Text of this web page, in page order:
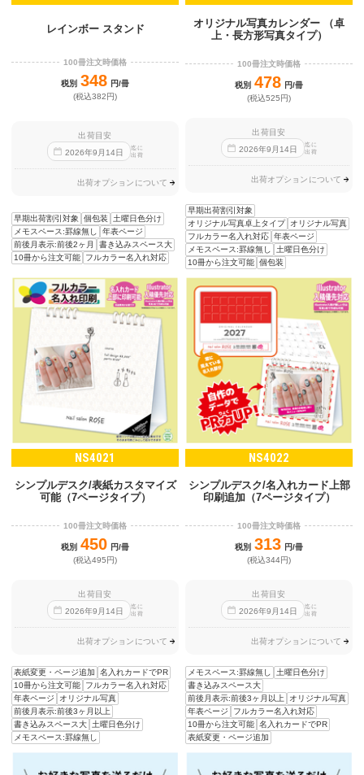
レインボー スタンド
100冊注文時価格
税別 348 円/冊
(税込382円)
出荷目安
2026年9 月 14日
迄に
出荷
出荷オプションについて
早期出荷割引対象 個包装
土曜日色分け
メモスペース:罫線無し
年表ページ
前後月表示:前後2ヶ月
書き込みスペース大
10冊から注文可能
フルカラー名入れ対応
オリジナル写真カレンダー （卓
上・長方形写真タイプ）
100冊注文時価格
税別 478 円/冊
(税込525円)
出荷目安
2026年9 月14日
迄に
出荷
出荷オプションについて
早期出荷割引対象
オリジナル写真卓上タイプ
オリジナル写真
フルカラー名入れ対応 年表ページ
メモスペース:罫線無し
土曜日色分け
10冊から注文可能 個包装
NS4021
シンプルデスク/表紙カスタマイズ
可能（7ページタイプ）
100冊注文時価格
税別 450 円/冊
(税込495円)
出荷目安
2026年9 月14日
迄に
出荷
出荷オプションについて
表紙変更・ページ追加
名入れカードでPR
10冊から注文可能
フルカラー名入れ対応
年表ページ
オリジナル写真
前後月表示:前後3ヶ月以上
書き込みスペース大 土曜日色分け
メモスペース:罫線無し
NS4022
シンプルデスク/名入れカード上部
印刷追加（7ページタイプ）
100冊注文時価格
税別 313 円/冊
(税込344円)
出荷目安
2026年9 月14日
迄に
出荷
出荷オプションについて
メモスペース:罫線無し
土曜日色分け
書き込みスペース大
前後月表示:前後3ヶ月以上
オリジナル写真
年表ページ
フルカラー名入れ対応
10冊から注文可能 名入れカードでPR
表紙変更・ページ追加